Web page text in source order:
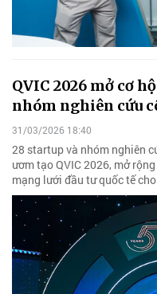
QVIC 2026 mở cơ
nhóm nghiên cứu
31/03/2026 18:40
28 startup và nhóm nghiên
ươm tạo QVIC 2026, mở
mạng lưới đầu tư quốc tế